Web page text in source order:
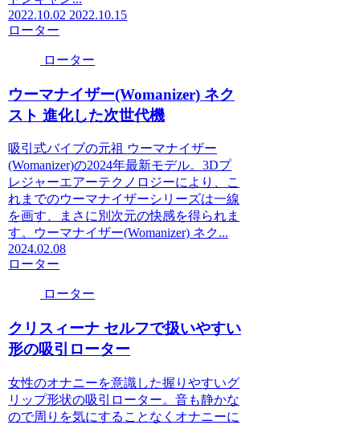
2022.10.02 2022.10.15
ローター
ローター
ウーマナイザー(Womanizer) ネク
スト 進化した次世代機
吸引式バイブの元祖 ウーマナイザー
(Womanizer)の2024年最新モデル。3Dプ
レジャーエアーテクノロジーにより、こ
れまでのウーマナイザーシリーズは一線
を画す、まさに別次元の快感を得られま
す。ウーマナイザー(Womanizer) ネク...
2024.02.08
ローター
ローター
クリスィーナ セルフで扱いやすい
形の吸引ローター
女性のオナニーを意識した握りやすいグ
リップ形状の吸引ローター。音も静かな
ので周りを気にすることなくオナニーに